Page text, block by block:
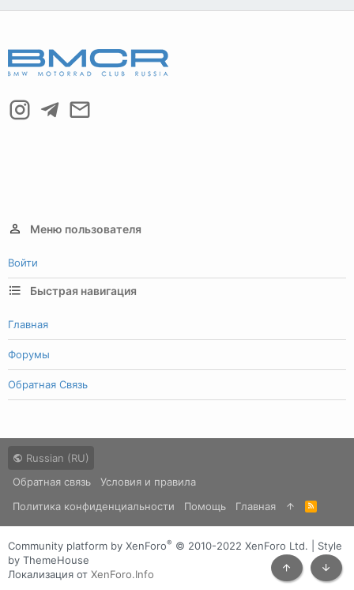
Меню пользователя
Войти
Быстрая навигация
Главная
Форумы
Обратная Связь
Russian (RU)
Обратная связь
Условия и правила
Политика конфиденциальности
Помощь Главная
R
S
S
Community platform by XenForo® © 2010-2022 XenForo Ltd.
Style
by ThemeHouse
Локализация от XenForo.Info Сверху Снизу